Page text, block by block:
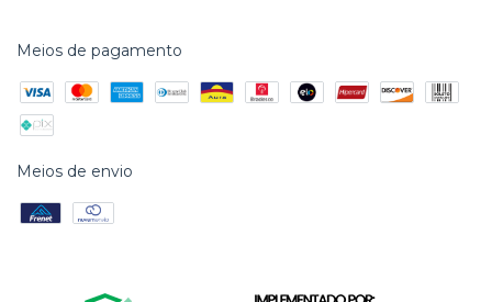
Meios de pagamento
Meios de envio